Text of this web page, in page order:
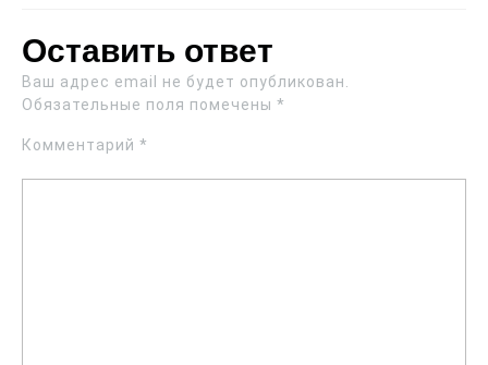
Оставить ответ
Ваш адрес email не будет опубликован.
Обязательные поля помечены *
Комментарий *